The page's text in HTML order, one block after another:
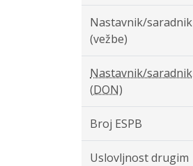
Nastavnik/saradnik
(vežbe)
Nastavnik/saradnik
(DON)
Broj ESPB
Uslovljnost drugim